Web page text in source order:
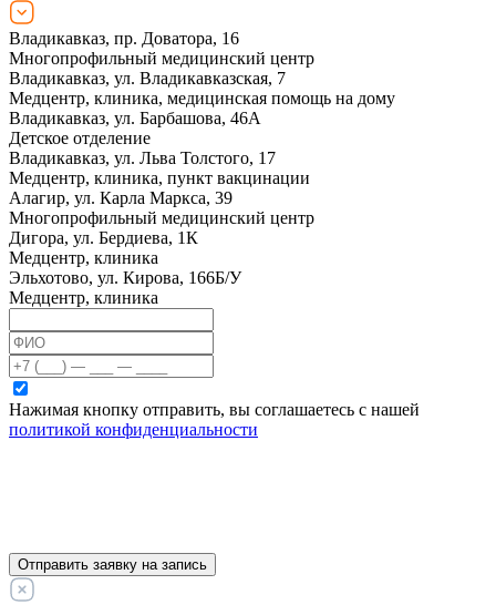
Владикавказ, пр. Доватора, 16
Многопрофильный медицинский центр
Владикавказ, ул. Владикавказская, 7
Медцентр, клиника, медицинская помощь на дому
Владикавказ, ул. Барбашова, 46А
Детское отделение
Владикавказ, ул. Льва Толстого, 17
Медцентр, клиника, пункт вакцинации
Алагир, ул. Карла Маркса, 39
Многопрофильный медицинский центр
Дигора, ул. Бердиева, 1К
Медцентр, клиника
Эльхотово, ул. Кирова, 166Б/У
Медцентр, клиника
Нажимая кнопку отправить, вы соглашаетесь с нашей
политикой конфиденциальности
Отправить заявку на запись